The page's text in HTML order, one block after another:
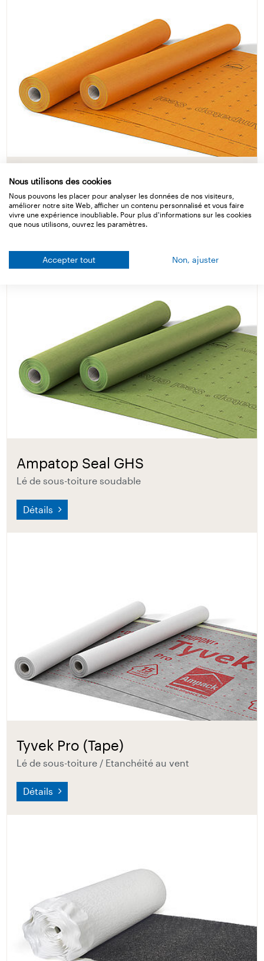
Ampatop Seal
Lé de sous-toiture soudable
Détails
Ampatop Seal GHS
Lé de sous-toiture soudable
Détails
Tyvek Pro (Tape)
Lé de sous-toiture / Etanchéité au vent
Détails
Nous utilisons des cookies
Nous pouvons les placer pour analyser les données de nos visiteurs,
améliorer notre site Web, afficher un contenu personnalisé et vous faire
vivre une expérience inoubliable. Pour plus d'informations sur les cookies
que nous utilisons, ouvrez les paramètres.
Accepter tout Non, ajuster